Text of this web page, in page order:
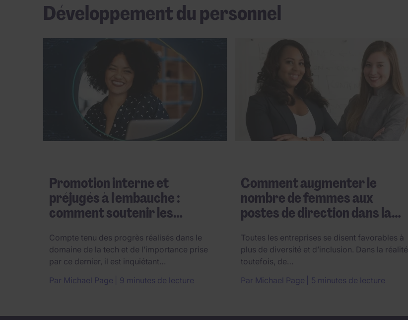
Développement du personnel
Promotion interne et
préjugés à l'embauche :
comment soutenir les…
Compte tenu des progrès réalisés dans le
domaine de la tech et de l’importance prise
par ce dernier, il est inquiétant…
Par Michael Page 9 minutes de lecture
Comment augmenter le
nombre de femmes aux
postes de direction dans la…
Toutes les entreprises se disent favorables à
plus de diversité et d’inclusion. Dans la réalité
toutefois, de…
Par Michael Page 5 minutes de lecture